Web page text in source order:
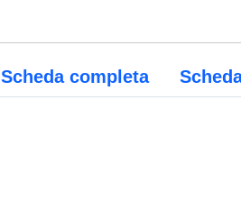
Scheda completa